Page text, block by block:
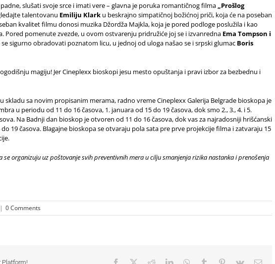
slušati svoje srce i imati vere – glavna je poruka romantičnog filma „Prošlog
talentovanu Emiliju Klark u beskrajno simpatičnoj božićnoj priči, koja će na poseban
kvalitet filmu donosi muzika Džordža Majkla, koja je pored podloge poslužila i kao
Pored pomenute zvezde, u ovom ostvarenju pridružiće joj se i izvanredna Ema Tompson i
se sigurno obradovati poznatom licu, u jednoj od uloga našao se i srpski glumac Boris
magiju! JerCineplexx bioskopi jesu mesto opuštanja i pravi izbor za bezbednu i
skladu sa novim propisanim merama, radno vreme Cineplexx Galerija Belgrade bioskopa je
u periodu od 11 do 16 časova, 1. januara od 15 do 19 časova, dok smo 2., 3., 4. i 5.
Na Badnji dan bioskop je otvoren od 11 do 16 časova, dok vas za najradosniji hrišćanski
19 časova. Blagajne bioskopa se otvaraju pola sata pre prve projekcije filma i zatvaraju 15
se organizuju uz poštovanje svih preventivnih mera u cilju smanjenja rizika nastanka i prenošenja
| 0 Comments
Platform! Facebook RedditLinkedInWhatsApp
Tumblr Pinterest
Vk